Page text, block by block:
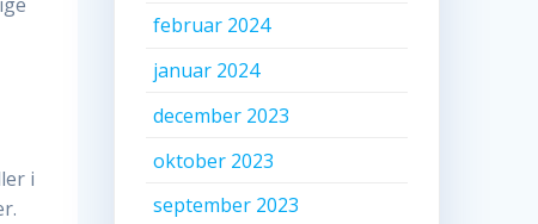
i
februar 2024
januar 2024
december 2023
oktober 2023
september 2023